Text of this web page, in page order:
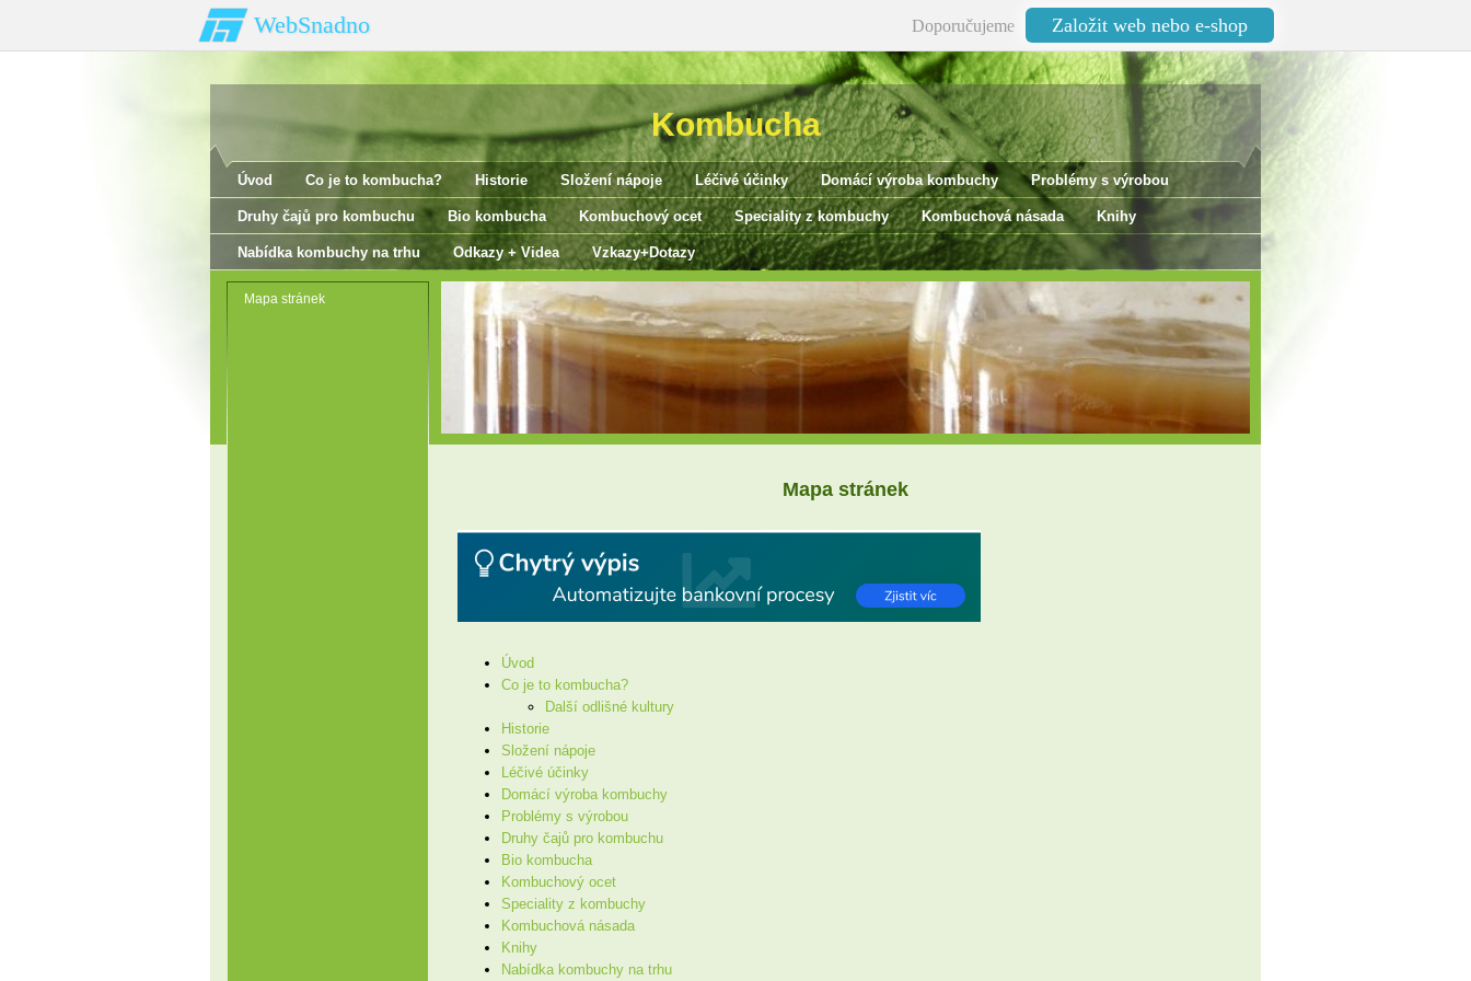
WebSnadno Doporučujeme Založit web nebo e-shop
Kombucha
Úvod Co je to kombucha? Historie Složení nápoje Léčivé účinky Domácí výroba kombuchy Problémy s výrobou
Druhy čajů pro kombuchu Bio kombucha Kombuchový ocet Speciality z kombuchy Kombuchová násada Knihy
Nabídka kombuchy na trhu Odkazy + Videa Vzkazy+Dotazy
Mapa stránek
Mapa stránek
Úvod
Co je to kombucha?
Další odlišné kultury
Historie
Složení nápoje
Léčivé účinky
Domácí výroba kombuchy
Problémy s výrobou
Druhy čajů pro kombuchu
Bio kombucha
Kombuchový ocet
Speciality z kombuchy
Kombuchová násada
Knihy
Nabídka kombuchy na trhu